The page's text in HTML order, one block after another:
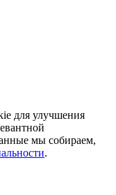
для улучшения
мы собираем,
.